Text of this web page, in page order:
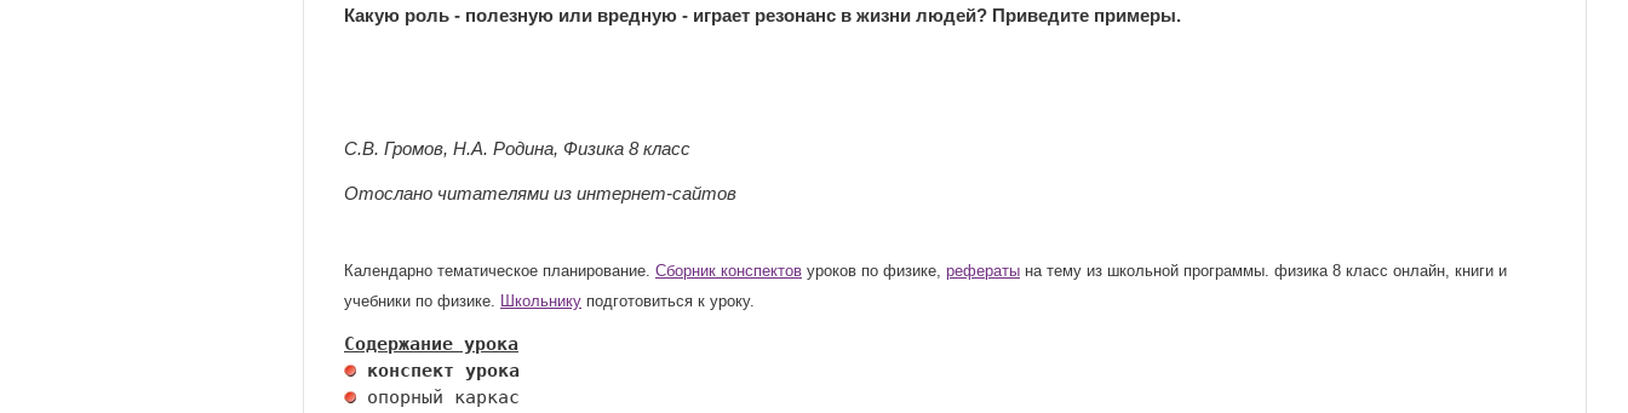
Какую роль - полезную или вредную - играет резонанс в жизни людей? Приведите примеры.
С.В. Громов, Н.А. Родина, Физика 8 класс
Отослано читателями из интернет-сайтов
Календарно тематическое планирование. Сборник конспектов уроков по физике, рефераты на тему из школьной программы. физика 8 класс онлайн, книги и
учебники по физике. Школьнику подготовиться к уроку.
Содержание урока
конспект урока